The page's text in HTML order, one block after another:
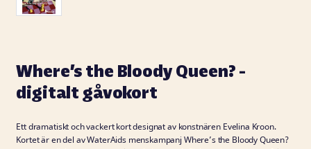
Where’s the Bloody Queen? -
digitalt gåvokort
Ett dramatiskt och vackert kort designat av konstnären Evelina Kroon.
Kortet är en del av WaterAids menskampanj Where’s the Bloody Queen?